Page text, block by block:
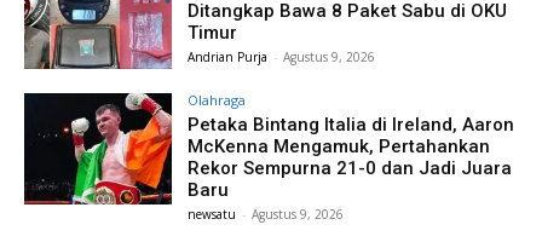
Ditangkap Bawa 8 Paket Sabu di OKU
Timur
Andrian Purja - Agustus 9, 2026
Olahraga
Petaka Bintang Italia di Ireland, Aaron
McKenna Mengamuk, Pertahankan
Rekor Sempurna 21-0 dan Jadi Juara
Baru
newsatu - Agustus 9, 2026